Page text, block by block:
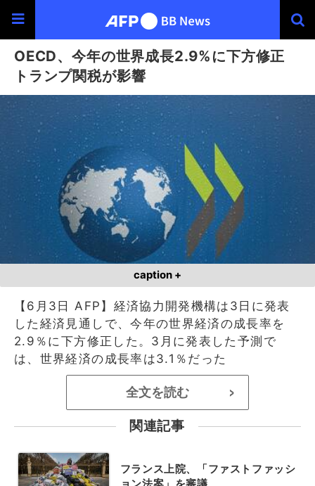
OECD、今年の世界成長2.9%に下方修正
トランプ関税が影響
caption +
【6月3日 AFP】経済協力開発機構は3日に発表
した経済見通しで、今年の世界経済の成長率を
2.9％に下方修正した。3月に発表した予測で
は、世界経済の成長率は3.1％だった
全文を読む >
関連記事
フランス上院、「ファストファッシ
ョン法案」を審議